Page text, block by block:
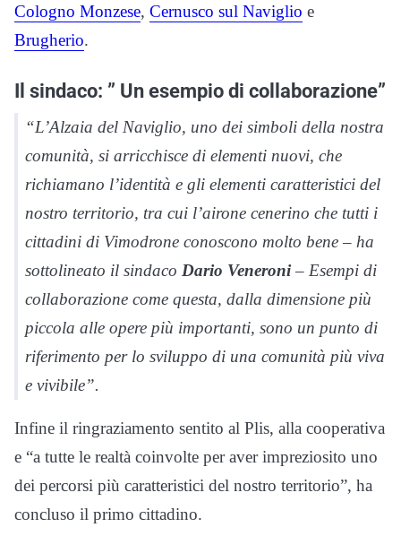
Cologno Monzese, Cernusco sul Naviglio e
Brugherio.
Il sindaco: ” Un esempio di collaborazione”
“L’Alzaia del Naviglio, uno dei simboli della nostra
comunità, si arricchisce di elementi nuovi, che
richiamano l’identità e gli elementi caratteristici del
nostro territorio, tra cui l’airone cenerino che tutti i
cittadini di Vimodrone conoscono molto bene – ha
sottolineato il sindaco Dario Veneroni– Esempi di
collaborazione come questa, dalla dimensione più
piccola alle opere più importanti, sono un punto di
riferimento per lo sviluppo di una comunità più viva
e vivibile”.
Infine il ringraziamento sentito al Plis, alla cooperativa
e “a tutte le realtà coinvolte per aver impreziosito uno
dei percorsi più caratteristici del nostro territorio”, ha
concluso il primo cittadino.